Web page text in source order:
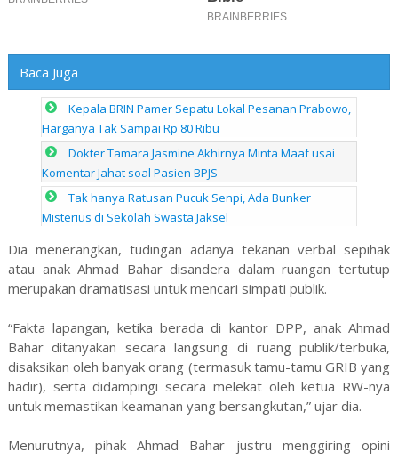
Baca Juga
Kepala BRIN Pamer Sepatu Lokal Pesanan Prabowo,
Harganya Tak Sampai Rp 80 Ribu
Dokter Tamara Jasmine Akhirnya Minta Maaf usai
Komentar Jahat soal Pasien BPJS
Tak hanya Ratusan Pucuk Senpi, Ada Bunker
Misterius di Sekolah Swasta Jaksel
Dia menerangkan, tudingan adanya tekanan verbal sepihak
atau anak Ahmad Bahar disandera dalam ruangan tertutup
merupakan dramatisasi untuk mencari simpati publik.
“Fakta lapangan, ketika berada di kantor DPP, anak Ahmad
Bahar ditanyakan secara langsung di ruang publik/terbuka,
disaksikan oleh banyak orang (termasuk tamu-tamu GRIB yang
hadir), serta didampingi secara melekat oleh ketua RW-nya
untuk memastikan keamanan yang bersangkutan,” ujar dia.
Menurutnya, pihak Ahmad Bahar justru menggiring opini